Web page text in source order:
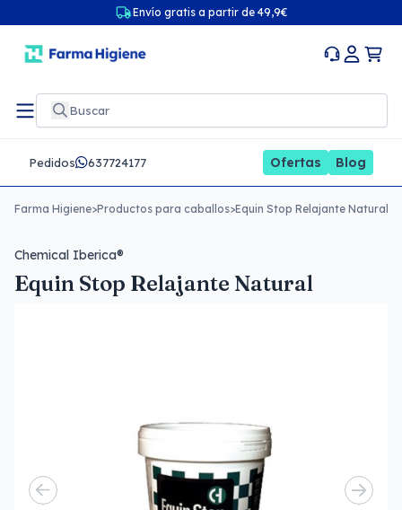
Envío gratis a partir de 49,9€
Pedidos 637724177 Ofertas Blog
Farma Higiene>Productos para caballos>Equin Stop Relajante Natural
Chemical Iberica®
Equin Stop Relajante Natural